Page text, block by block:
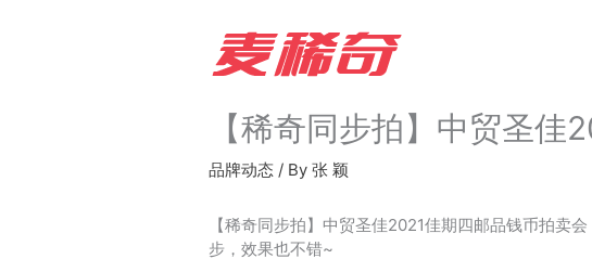
【稀奇同步拍】中贸圣佳
品牌动态 / By 张 颖
【稀奇同步拍】中贸圣佳2021佳期四邮品钱币拍卖
步，效果也不错~